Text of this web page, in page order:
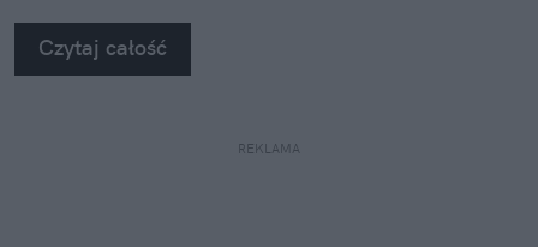
Czytaj całość
REKLAMA